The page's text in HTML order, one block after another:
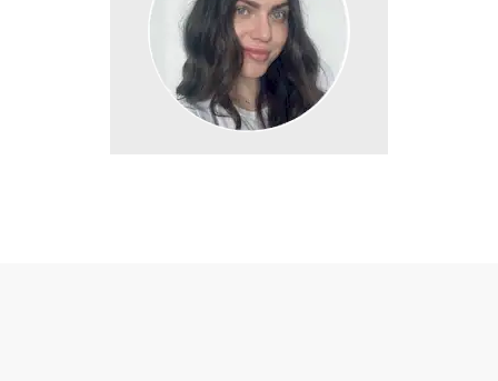
zápalu začala působit jako recruter.
Ráda sportuje a tráví čas venku v
přírodě. Práce se nebojí, o čem
svědčí také to, že se za námi
přestěhovala přes celou Republiku.
Asi jsme se jí líbili tolik jako ona nám.